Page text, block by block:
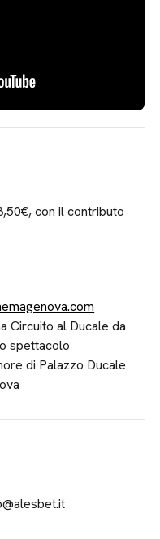
con il contributo
Circuito al Ducale da
spettacolo
di Palazzo Ducale